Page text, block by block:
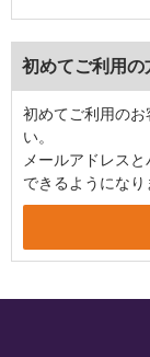
初めてご利用
初めてご利用の
い。
メールアドレス
できるようになり